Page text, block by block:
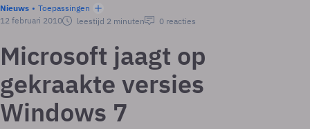
Nieuws
Toepassingen
12 februari 2010
leestijd 2 minuten 0 reacties
Microsoft jaagt op
gekraakte versies
Windows 7